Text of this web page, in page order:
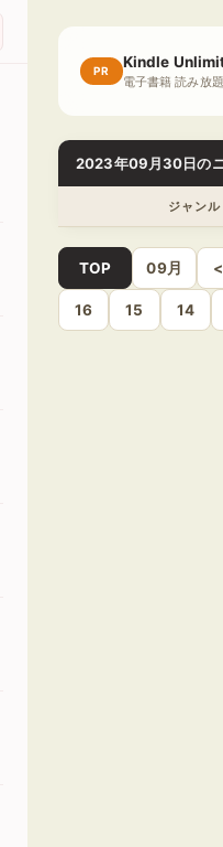
PR Kindle
2023年09月30日の
ジャンル
TOP 09月
16 15 14